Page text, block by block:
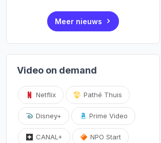
Meer nieuws
Video on demand
Netflix Pathé Thuis
Disney+ Prime Video
CANAL+ NPO Start